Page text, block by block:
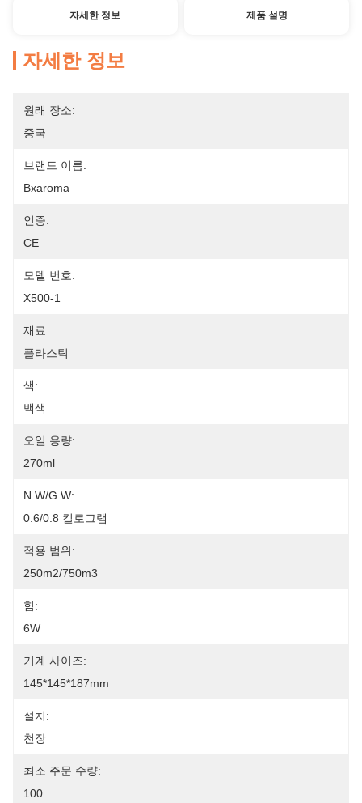
자세한 정보 제품 설명
자세한 정보
원래 장소:
중국
브랜드 이름:
Bxaroma
인증:
CE
모델 번호:
X500-1
재료:
플라스틱
색:
백색
오일 용량:
270ml
N.W/G.W:
0.6/0.8 킬로그램
적용 범위:
250m2/750m3
힘:
6W
기계 사이즈:
145*145*187mm
설치:
천장
최소 주문 수량:
100